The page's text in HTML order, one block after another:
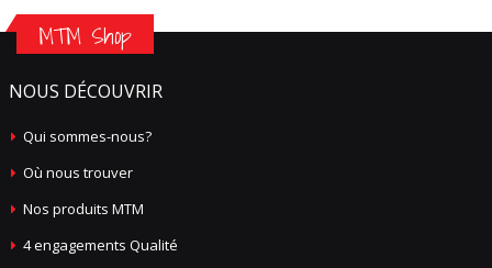
MTM Shop
NOUS DÉCOUVRIR
Qui sommes-nous?
Où nous trouver
Nos produits MTM
4 engagements Qualité